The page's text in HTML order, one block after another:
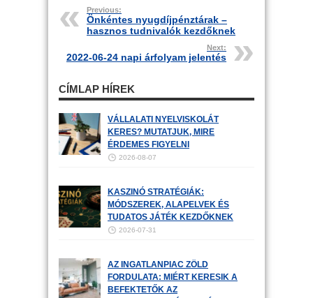
Previous:
Önkéntes nyugdíjpénztárak –
hasznos tudnivalók kezdőknek
Next:
2022-06-24 napi árfolyam jelentés
CÍMLAP HÍREK
VÁLLALATI NYELVISKOLÁT
KERES? MUTATJUK, MIRE
ÉRDEMES FIGYELNI
2026-08-07
KASZINÓ STRATÉGIÁK:
MÓDSZEREK, ALAPELVEK ÉS
TUDATOS JÁTÉK KEZDŐKNEK
2026-07-31
AZ INGATLANPIAC ZÖLD
FORDULATA: MIÉRT KERESIK A
BEFEKTETŐK AZ